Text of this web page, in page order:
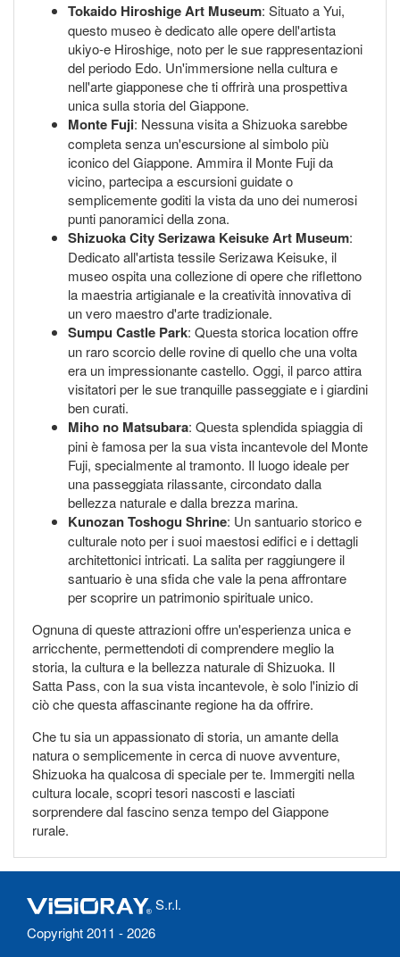
Tokaido Hiroshige Art Museum: Situato a Yui,
questo museo è dedicato alle opere dell'artista
ukiyo-e Hiroshige, noto per le sue rappresentazioni
del periodo Edo. Un'immersione nella cultura e
nell'arte giapponese che ti offrirà una prospettiva
unica sulla storia del Giappone.
Monte Fuji: Nessuna visita a Shizuoka sarebbe
completa senza un'escursione al simbolo più
iconico del Giappone. Ammira il Monte Fuji da
vicino, partecipa a escursioni guidate o
semplicemente goditi la vista da uno dei numerosi
punti panoramici della zona.
Shizuoka City Serizawa Keisuke Art Museum:
Dedicato all'artista tessile Serizawa Keisuke, il
museo ospita una collezione di opere che riflettono
la maestria artigianale e la creatività innovativa di
un vero maestro d'arte tradizionale.
Sumpu Castle Park: Questa storica location offre
un raro scorcio delle rovine di quello che una volta
era un impressionante castello. Oggi, il parco attira
visitatori per le sue tranquille passeggiate e i giardini
ben curati.
Miho no Matsubara: Questa splendida spiaggia di
pini è famosa per la sua vista incantevole del Monte
Fuji, specialmente al tramonto. Il luogo ideale per
una passeggiata rilassante, circondato dalla
bellezza naturale e dalla brezza marina.
Kunozan Toshogu Shrine: Un santuario storico e
culturale noto per i suoi maestosi edifici e i dettagli
architettonici intricati. La salita per raggiungere il
santuario è una sfida che vale la pena affrontare
per scoprire un patrimonio spirituale unico.
Ognuna di queste attrazioni offre un'esperienza unica e
arricchente, permettendoti di comprendere meglio la
storia, la cultura e la bellezza naturale di Shizuoka. Il
Satta Pass, con la sua vista incantevole, è solo l'inizio di
ciò che questa affascinante regione ha da offrire.
Che tu sia un appassionato di storia, un amante della
natura o semplicemente in cerca di nuove avventure,
Shizuoka ha qualcosa di speciale per te. Immergiti nella
cultura locale, scopri tesori nascosti e lasciati
sorprendere dal fascino senza tempo del Giappone
rurale.
S.r.l.
Copyright 2011 - 2026